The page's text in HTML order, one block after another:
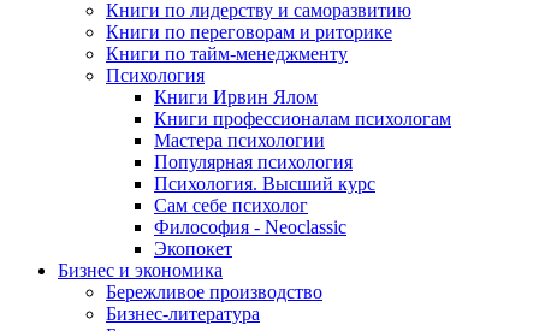
Книги по лидерству и саморазвитию
Книги по переговорам и риторике
Книги по тайм-менеджменту
Психология
Книги Ирвин Ялом
Книги профессионалам психологам
Мастера психологии
Популярная психология
Психология. Высший курс
Сам себе психолог
Философия - Neoclassic
Экопокет
Бизнес и экономика
Бережливое производство
Бизнес-литература